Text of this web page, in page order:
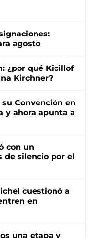
agosto
¿por qué Kicillof
Kirchner?
su Convención en
y ahora apunta a
con un
de silencio por el
cuestionó a
en
una etapa y